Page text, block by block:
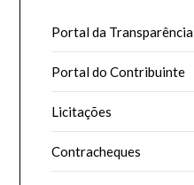
Portal da Transparência
Portal do Contribuinte
Licitações
Contracheques